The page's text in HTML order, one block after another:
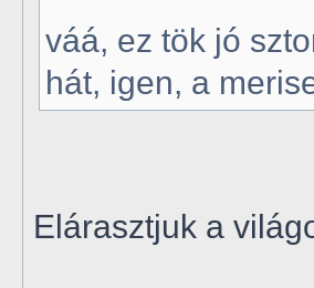
váá, ez tök jó
hát, igen, a
Elárasztjuk a